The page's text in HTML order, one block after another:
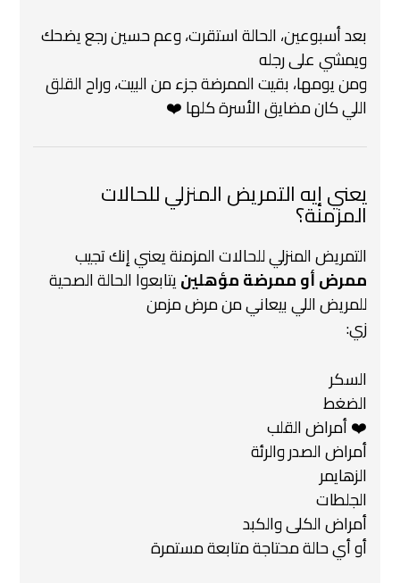
بعد أسبوعين، الحالة استقرت، وعم حسين رجع يضحك
ويمشي على رجله
ومن يومها، بقيت الممرضة جزء من البيت،وراح القلق
اللي كان مضايق الأسرة كلها ❤️
يعني إيه التمريض المنزلي للحالات
المزمنة؟
التمريض المنزلي للحالات المزمنة يعني إنك تجيب
ممرض أو ممرضة مؤهلينيتابعوا الحالة الصحية
للمريض اللي بيعاني من مرض مزمن
زي:
السكر
الضغط
❤️ أمراض القلب
أمراض الصدر والرئة
الزهايمر
الجلطات
أمراض الكلى والكبد
أو أي حالة محتاجة متابعة مستمرة